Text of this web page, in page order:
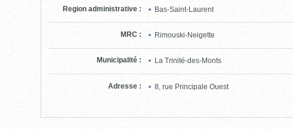
pour
ouvrir)
Region administrative : Bas-Saint-Laurent
MRC : Rimouski-Neigette
Municipalité : La Trinité-des-Monts
Adresse : 8, rue Principale Ouest